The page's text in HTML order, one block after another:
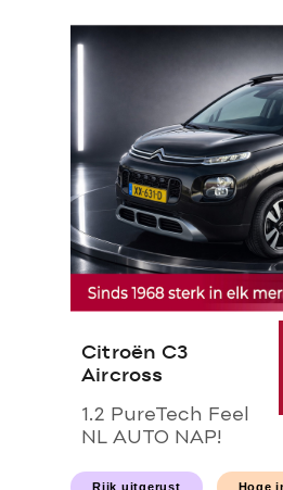
Citroën C3
Aircross
1.2 PureTech Feel
NL AUTO NAP!
LED l PDC l AIRCO
Rijk uitgerust Hoge